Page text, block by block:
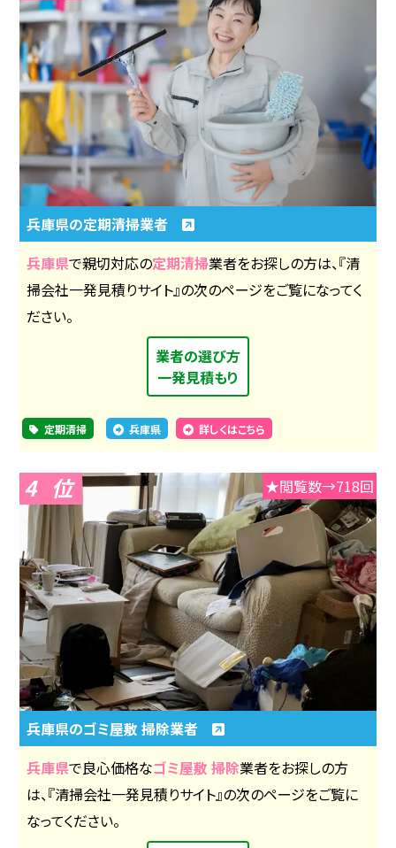
兵庫県の定期清掃業者
兵庫県で親切対応の定期清掃業者をお探しの方は、『清
掃会社一発見積りサイト』の次のページをご覧になってく
ださい。
業者の選び方
一発見積もり
定期清掃 兵庫県 詳しくはこちら
4 ★閲覧数→718回
兵庫県のゴミ屋敷 掃除業者
兵庫県で良心価格なゴミ屋敷 掃除業者をお探しの方
は、『清掃会社一発見積りサイト』の次のページをご覧に
なってください。